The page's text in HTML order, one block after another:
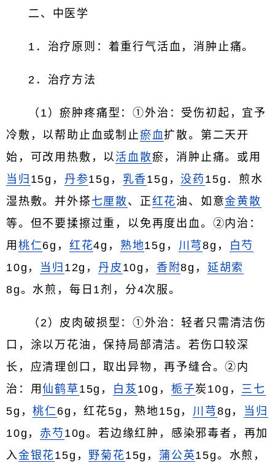
二、中医学
1．治疗原则：着重行气活血，消肿止痛。
2．治疗方法
（1）瘀肿疼痛型：①外治：受伤初起，宜予
冷敷，以帮助止血或制止瘀血扩散。第二天开
始，可改用热敷，以活血散瘀，消肿止痛。或用
当归 15g， 丹参15g， 乳香15g，没药 15g．煎水
湿热敷。并外搽七厘散、正红花油、如意金黄散
等。但不要揉擦过重，以免再度出血。②内治：
用 桃仁6g， 红花4g， 熟地15g， 川芎8g，
白芍
10g， 当归 12g， 丹皮 10g， 香附8g， 延胡索
8g。水煎，每日1剂，分4次服。
（2）皮肉破损型：①外治：轻者只需清洁伤
口，涂以万花油，保持局部清洁。若伤口较深
长，应清理创口，取出异物，再予缝合。②内
治：用仙鹤草 15g， 白芨 10g， 栀子炭10g， 三七
5g，桃仁6g，红花5g，熟地15g， 川芎8g， 当归
10g， 赤芍 10g。若边缘红肿，感染邪毒者，再加
入金银花15g，野菊花15g， 蒲公英15g。水煎，